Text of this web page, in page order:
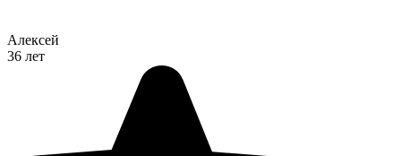
Алексей
36 лет